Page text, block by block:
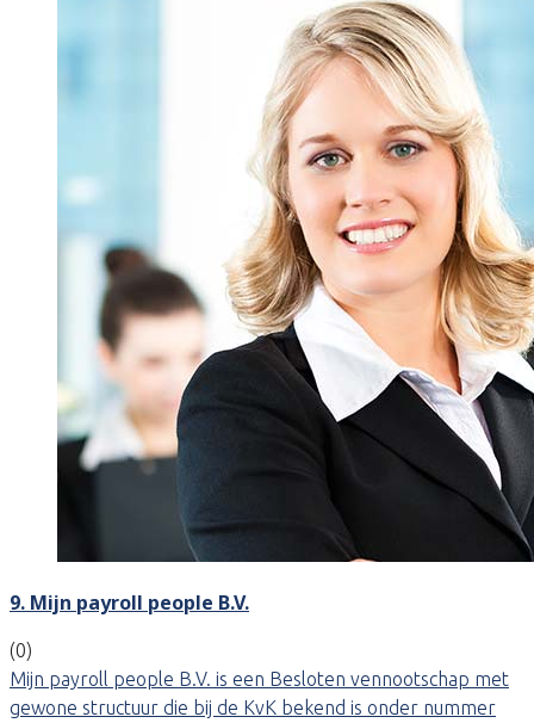
9. Mijn payroll people B.V.
(0)
Mijn payroll people B.V. is een Besloten vennootschap met
gewone structuur die bij de KvK bekend is onder nummer